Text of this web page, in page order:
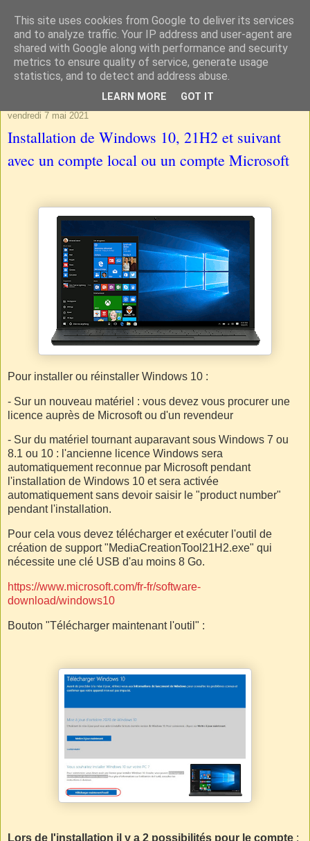
vendredi 7 mai 2021
Installation de Windows 10, 21H2 et suivant
avec un compte local ou un compte Microsoft
Pour installer ou réinstaller Windows 10 :
- Sur un nouveau matériel : vous devez vous procurer une
licence auprès de Microsoft ou d'un revendeur
- Sur du matériel tournant auparavant sous Windows 7 ou
8.1 ou 10 : l'ancienne licence Windows sera
automatiquement reconnue par Microsoft pendant
l'installation de Windows 10 et sera activée
automatiquement sans devoir saisir le "product number"
pendant l'installation.
Pour cela vous devez télécharger et exécuter l'outil de
création de support "MediaCreationTool21H2.exe" qui
nécessite une clé USB d'au moins 8 Go.
https://www.microsoft.com/fr-fr/software-
download/windows10
Bouton "Télécharger maintenant l'outil" :
Lors de l'installation il y a 2 possibilités pour le compte :
This site uses cookies from Google to deliver its services
and to analyze traffic. Your IP address and user-agent are
shared with Google along with performance and security
metrics to ensure quality of service, generate usage
statistics, and to detect and address abuse.
LEARN MORE GOT IT